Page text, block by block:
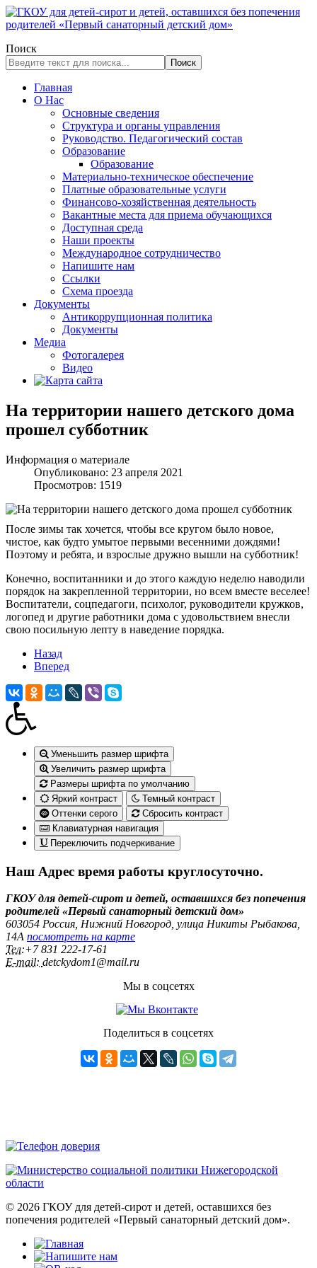
Поиск
Поиск
Главная
О Нас
Основные сведения
Структура и органы управления
Руководство. Педагогический состав
Образование
Образование
Материально-техническое обеспечение
Платные образовательные услуги
Финансово-хозяйственная деятельность
Вакантные места для приема обучающихся
Доступная среда
Наши проекты
Международное сотрудничество
Напишите нам
Ссылки
Схема проезда
Документы
Антикоррупционная политика
Документы
Медиа
Фотогалерея
Видео
На территории нашего детского дома
прошел субботник
Информация о материале
Опубликовано: 23 апреля 2021
Просмотров: 1519
После зимы так хочется, чтобы все кругом было новое,
чистое, как будто умытое первыми весенними дождями!
Поэтому и ребята, и взрослые дружно вышли на субботник!
Конечно, воспитанники и до этого каждую неделю наводили
порядок на закрепленной территории, но всем вместе веселее!
Воспитатели, соцпедагоги, психолог, руководители кружков,
логопед и другие работники дома с удовольствием внесли
свою посильную лепту в наведение порядка.
Назад
Вперед
Уменьшить размер шрифта
Увеличить размер шрифта
Размеры шрифта по умолчанию
Яркий контраст
Темный контраст
Оттенки серого
Сбросить контраст
Клавиатурная навигация
Переключить подчеркивание
Наш Адрес время работы круглосуточно.
ГКОУ для детей-сирот и детей, оставшихся без попечения
родителей «Первый санаторный детский дом»
603054 Россия, Нижний Новгород, улица Никиты Рыбакова,
14А посмотреть на карте
Тел:+7 831 222‑17-61
E-mail: detckydom1@mail.ru
Мы в соцсетях
Поделиться в соцсетях
© 2026 ГКОУ для детей-сирот и детей, оставшихся без
попечения родителей «Первый санаторный детский дом».